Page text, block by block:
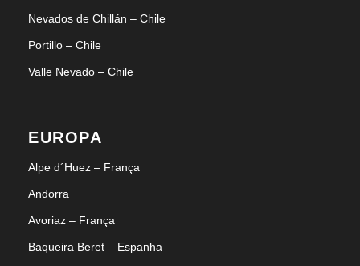
Nevados de Chillán – Chile
Portillo – Chile
Valle Nevado – Chile
EUROPA
Alpe d´Huez – França
Andorra
Avoriaz – França
Baqueira Beret – Espanha